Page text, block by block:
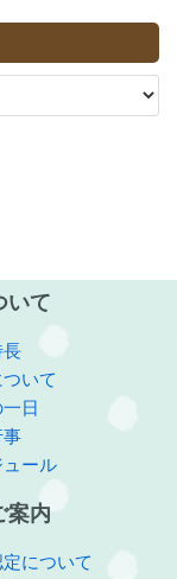
いて
長
いて
日
ュール
案内
について